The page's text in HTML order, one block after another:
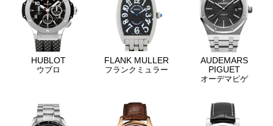
HUBLOT
ウブロ
FLANK MULLER
フランクミュラー
AUDEMARS
PIGUET
オーデマピゲ